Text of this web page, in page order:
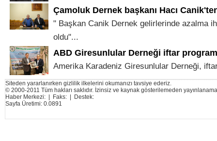
Çamoluk Dernek başkanı Hacı
" Başkan Canik Dernek gelirlerinde azalma
oldu"...
ABD Giresunlular Derneği iftar
Amerika Karadeniz Giresunlular Derneği,
Siteden yararlanırken gizlilik ilkelerini okumanızı tavsiye ederiz.
© 2000-2011 Tüm hakları saklıdır. İzinsiz ve kaynak gösterilemeden
Haber Merkezi: | Faks: | Destek:
Sayfa Üretimi: 0.0891